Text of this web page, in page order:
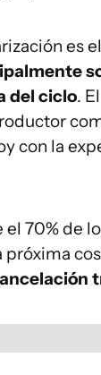
es
del ciclo.
con la
70% de
próxima